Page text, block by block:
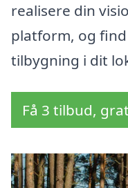
realisere din
platform, og
tilbygning i dit
Få 3 tilbud,